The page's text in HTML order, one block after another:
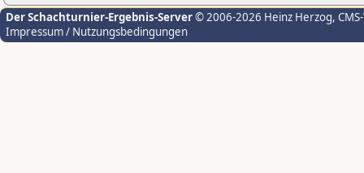
Der Schachturnier-Ergebnis-Server© 2006-2026 Heinz Herzog,
Impressum / Nutzungsbedingungen